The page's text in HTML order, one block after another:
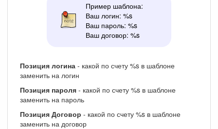
Пример шаблона:
Ваш логин: %s
Ваш пароль: %s
Ваш договор: %s
Позиция логина - какой по счету %s в шаблоне
заменить на логин
Позиция пароля - какой по счету %s в шаблоне
заменить на пароль
Позиция Договор - какой по счету %s в шаблоне
заменить на договор